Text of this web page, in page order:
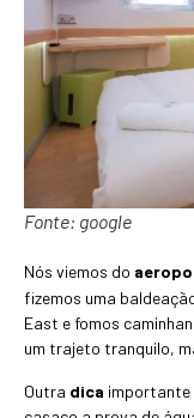
Fonte: google
Nós viemos do
fizemos uma
East e fomos
um trajeto tranquilo,
Outra dica importante